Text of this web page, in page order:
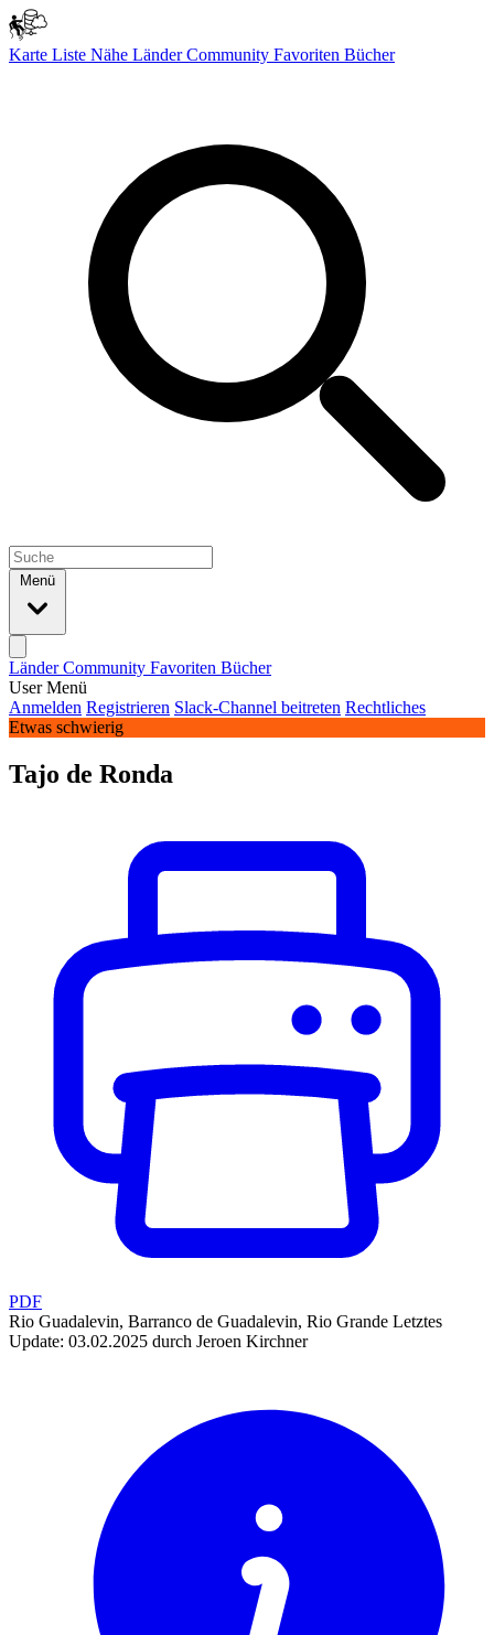
Karte Liste Nähe LänderCommunity Favoriten Bücher
Menü
LänderCommunity Favoriten Bücher
User Menü
Anmelden Registrieren Slack-Channel beitreten Rechtliches
Etwas schwierig
Tajo de Ronda
PDF
Rio Guadalevin, Barranco de Guadalevin, Rio Grande Letztes
Update: 03.02.2025 durch Jeroen Kirchner